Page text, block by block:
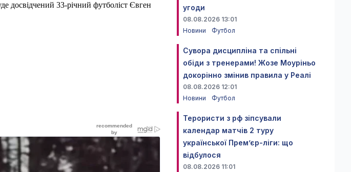
досвідчений 33-річний футболіст Євген
угоди
08.08.2026 13:01
Новини
Футбол
Сувора дисципліна та спільні
обіди з тренерами! Жозе Моуріньо
докорінно змінив правила у Реалі
08.08.2026 12:01
Новини
Футбол
Терористи з рф зіпсували
календар матчів 2 туру
української Прем’єр-ліги: що
відбулося
08.08.2026 11:01